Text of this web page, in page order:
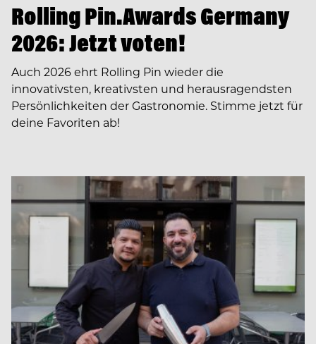
Rolling Pin.Awards Germany
2026: Jetzt voten!
Auch 2026 ehrt Rolling Pin wieder die
innovativsten, kreativsten und herausragendsten
Persönlichkeiten der Gastronomie. Stimme jetzt für
deine Favoriten ab!